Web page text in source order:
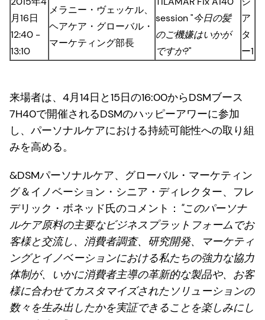
月16日
12:40 -
13:10
メラニー・ヴェッケル、
ヘアケア・グローバル・
マーケティング部長
session "今日の髪
のご機嫌はいかが
ですか?"
ア
タ
ー1
来場者は、4月14日と15日の16:00からDSMブース
7H40で開催されるDSMのハッピーアワーに参加
し、パーソナルケアにおける持続可能性への取り組
みを高める。
&DSMパーソナルケア、グローバル・マーケティン
グ＆イノベーション・シニア・ディレクター、フレ
デリック・ボネッド氏のコメント： "このパーソナ
ルケア原料の主要なビジネスプラットフォームでお
客様と交流し、消費者調査、研究開発、マーケティ
ングとイノベーションにおける私たちの強力な協力
体制が、いかに消費者主導の革新的な製品や、お客
様に合わせてカスタマイズされたソリューションの
数々を生み出したかを実証できることを楽しみにし